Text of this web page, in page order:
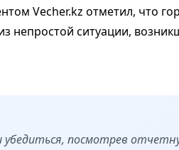
Vecher.kz отметил, что
непростой ситуации,
убедиться, посмотрев